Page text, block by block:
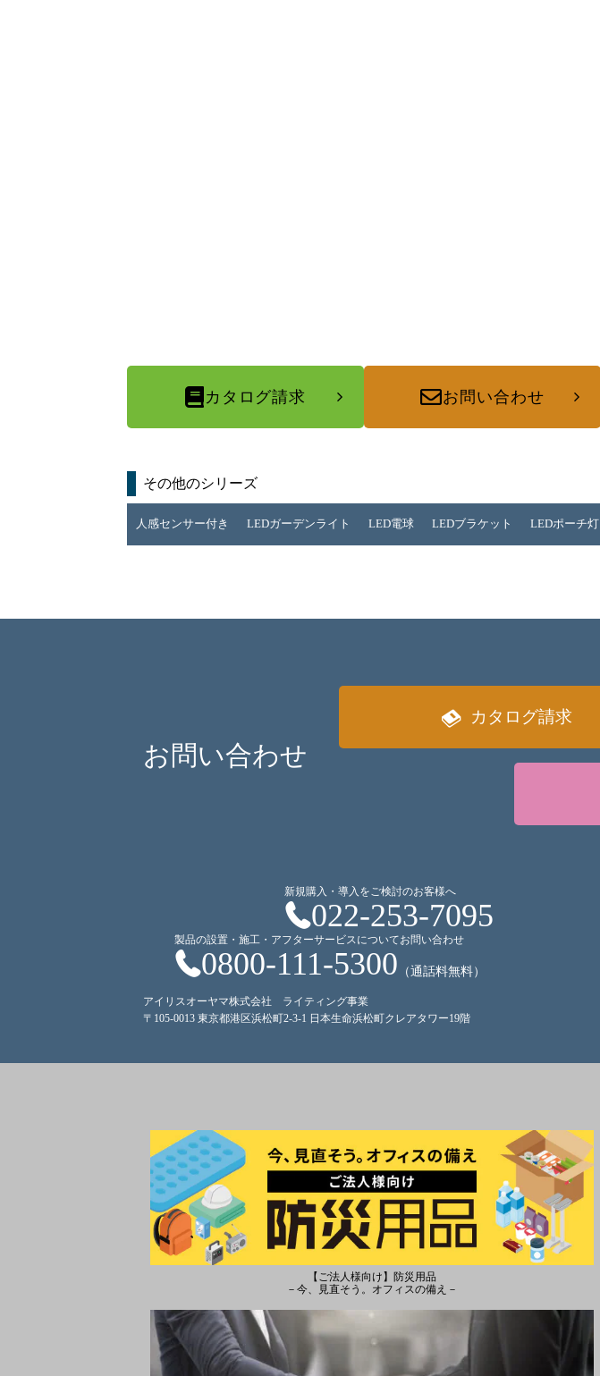
カタログ請求 お問い合わせ
その他のシリーズ
人感センサー付き LEDガーデンライト LED電球 LEDブラケット LEDポーチ灯
お問い合わせ
カタログ請求
新規購入・導入をご検討のお客様へ
022-253-7095
製品の設置・施工・アフターサービスについてお問い合わせ
0800-111-5300 （通話料無料）
アイリスオーヤマ株式会社 ライティング事業
〒105-0013 東京都港区浜松町2-3-1 日本生命浜松町クレアタワー19階
【ご法人様向け】防災用品
－今、見直そう。オフィスの備え－